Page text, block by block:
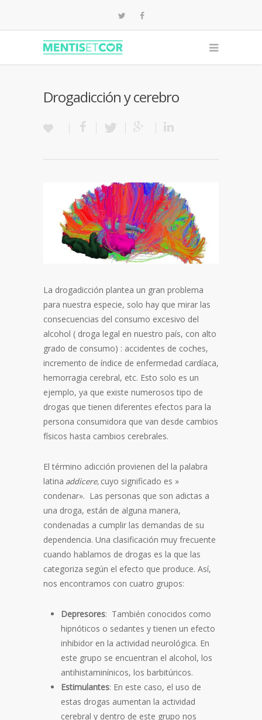
Drogadicción y cerebro
La drogadicción plantea un gran problema
para nuestra especie, solo hay que mirar las
consecuencias del consumo excesivo del
alcohol ( droga legal en nuestro país, con alto
grado de consumo) : accidentes de coches,
incremento de índice de enfermedad cardíaca,
hemorragia cerebral, etc. Esto solo es un
ejemplo, ya que existe numerosos tipo de
drogas que tienen diferentes efectos para la
persona consumidora que van desde cambios
físicos hasta cambios cerebrales.
El término adicción provienen del la palabra
latina addicere, cuyo significado es »
condenar». Las personas que son adictas a
una droga, están de alguna manera,
condenadas a cumplir las demandas de su
dependencia. Una clasificación muy frecuente
cuando hablamos de drogas es la que las
categoriza según el efecto que produce. Así,
nos encontramos con cuatro grupos:
Depresores: También conocidos como
hipnóticos o sedantes y tienen un efecto
inhibidor en la actividad neurológica. En
este grupo se encuentran el alcohol, los
antihistaminínicos, los barbitúricos.
Estimulantes: En este caso, el uso de
estas drogas aumentan la actividad
cerebral y dentro de este grupo nos